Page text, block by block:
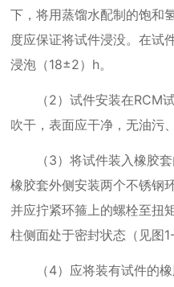
下，将用蒸馏水配制的饱和
度应保证将试件浸没。在试
浸泡（18±2） h。
（2）试件安装在RCM
吹干，表面应干净，无油污
（3）将试件装入橡胶
橡胶套外侧安装两个不锈钢
并应拧紧环箍上的螺栓至扭
柱侧面处于密封状态（见图
（4）应将装有试件的